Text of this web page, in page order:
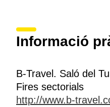
Informació
B-Travel. Saló del
Fires sectorials
http://www.b-